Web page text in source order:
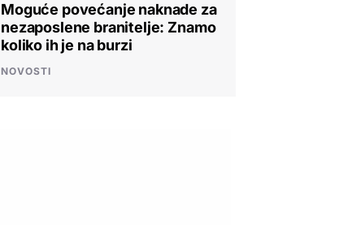
Moguće povećanje naknade za
nezaposlene branitelje: Znamo
koliko ih je na burzi
NOVOSTI